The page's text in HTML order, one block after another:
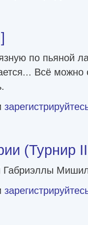
по пьяной
Всё можно
(Турнир
III) [СИ]